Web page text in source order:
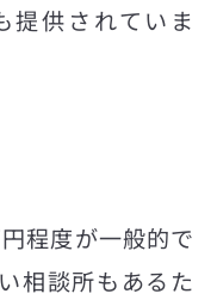
提供されていま
程度が一般的で
相談所もあるた